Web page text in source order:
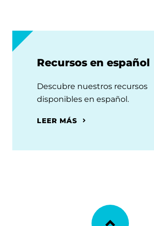
Recursos en español
Descubre nuestros recursos
disponibles en español.
LEER MÁS